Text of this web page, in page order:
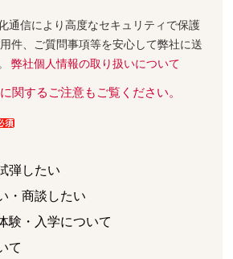
通信により高度なセキュリティで保護
件、ご質問事項等を安心して弊社に送
弊社個人情報の取り扱いについて
関するご注意もご覧ください。
弾したい
・商談したい
験・入学について
て